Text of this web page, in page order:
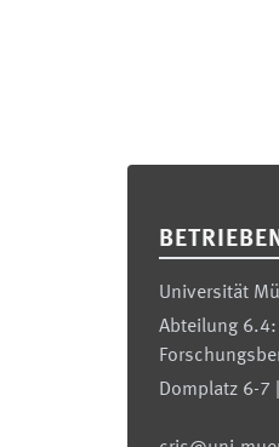
Universität
Abteilung
Domplatz 6-7